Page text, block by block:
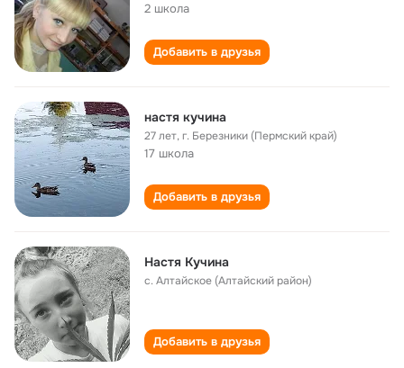
2 школа
Добавить в друзья
настя кучина
27 лет,г. Березники (Пермский край)
17 школа
Добавить в друзья
Настя Кучина
с. Алтайское (Алтайский район)
Добавить в друзья